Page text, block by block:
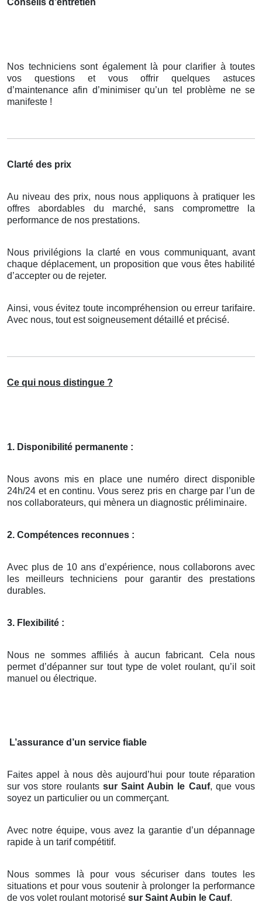
Conseils d’entretien
Nos techniciens sont également là pour clarifier à toutes
vos questions et vous offrir quelques astuces
d’maintenance afin d’minimiser qu’un tel problème ne se
manifeste !
Clarté des prix
Au niveau des prix, nous nous appliquons à pratiquer les
offres abordables du marché, sans compromettre la
performance de nos prestations.
Nous privilégions la clarté en vous communiquant, avant
chaque déplacement, un proposition que vous êtes habilité
d’accepter ou de rejeter.
Ainsi, vous évitez toute incompréhension ou erreur tarifaire.
Avec nous, tout est soigneusement détaillé et précisé.
Ce qui nous distingue ?
1. Disponibilité permanente :
Nous avons mis en place une numéro direct disponible
24h/24 et en continu. Vous serez pris en charge par l’un de
nos collaborateurs, qui mènera un diagnostic préliminaire.
2. Compétences reconnues :
Avec plus de 10 ans d’expérience, nous collaborons avec
les meilleurs techniciens pour garantir des prestations
durables.
3. Flexibilité :
Nous ne sommes affiliés à aucun fabricant. Cela nous
permet d’dépanner sur tout type de volet roulant, qu’il soit
manuel ou électrique.
L’assurance d’un service fiable
Faites appel à nous dès aujourd’hui pour toute réparation
sur vos store roulants sur Saint Aubin le Cauf, que vous
soyez un particulier ou un commerçant.
Avec notre équipe, vous avez la garantie d’un dépannage
rapide à un tarif compétitif.
Nous sommes là pour vous sécuriser dans toutes les
situations et pour vous soutenir à prolonger la performance
de vos volet roulant motorisé sur Saint Aubin le Cauf.